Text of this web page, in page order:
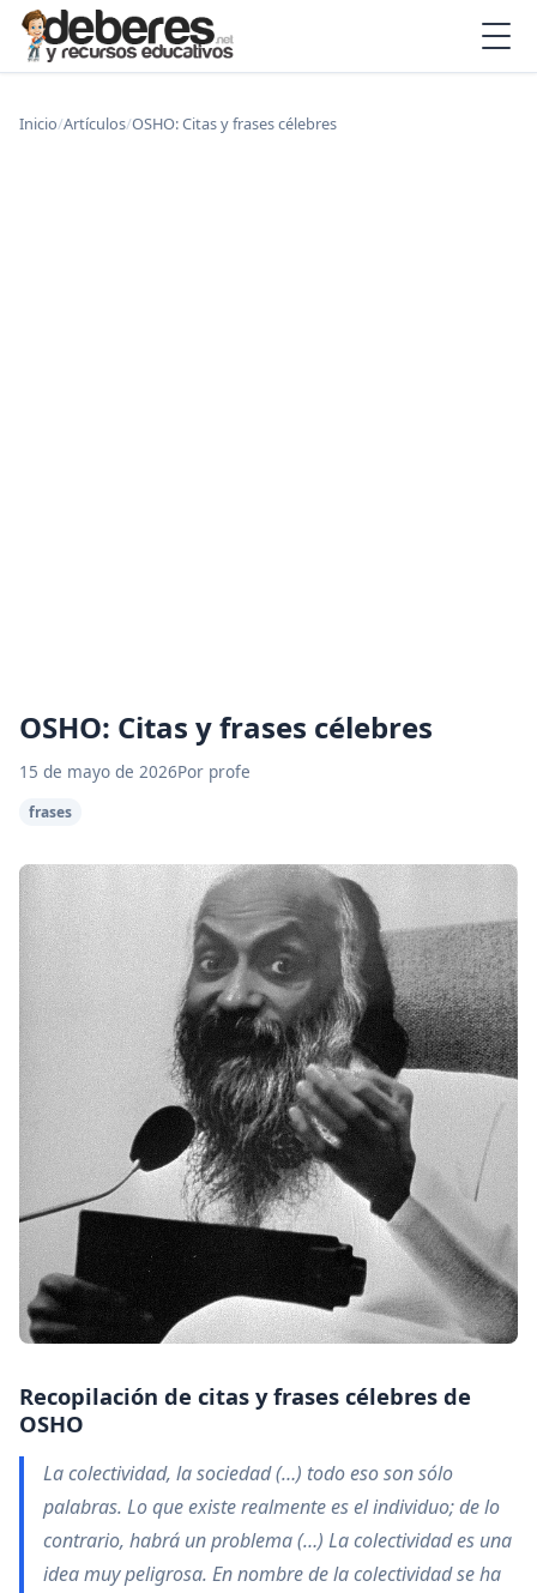
Inicio/Artículos/OSHO: Citas y frases célebres
OSHO: Citas y frases célebres
15 de mayo de 2026Por profe
frases
Recopilación de citas yfrases célebres de
OSHO
La colectividad, la sociedad (…) todo eso son sólo
palabras. Lo que existe realmente es el individuo; de lo
contrario, habrá un problema (…) La colectividad es una
idea muy peligrosa. En nombre de la colectividad se ha